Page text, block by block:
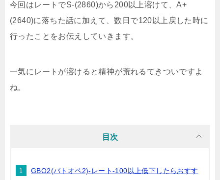
今回はレートでS-(2860)から200以上溶けて、A+
(2640)に落ちた話に加えて、数日で120以上戻した時に
行ったことをお伝えしていきます。
一気にレートが溶けると精神が荒れるてきついですよ
ね。
目次
GBO2(バトオペ2)-レート-100以上低下したらおすす